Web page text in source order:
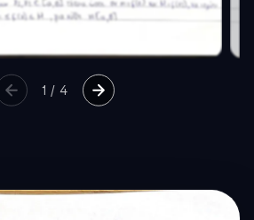
1 /4